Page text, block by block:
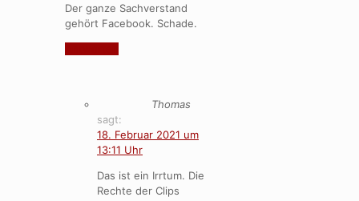
Der ganze Sachverstand
gehört Facebook. Schade.
Thomas
sagt:
18. Februar 2021 um
13:11 Uhr
Das ist ein Irrtum. Die
Rechte der Clips